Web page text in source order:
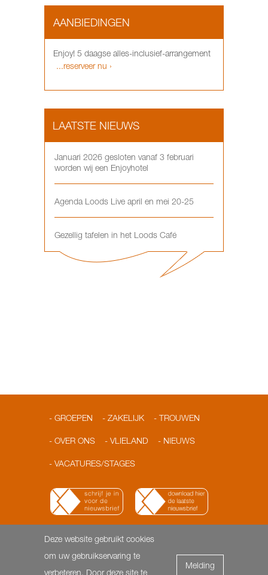
AANBIEDINGEN
Enjoy! 5 daagse alles-inclusief-arrangement
...reserveer nu ›
LAATSTE NIEUWS
Januari 2026 gesloten vanaf 3 februari
worden wij een Enjoyhotel
Agenda Loods Live april en mei 20-25
Gezellig tafelen in het Loods Café
GROEPEN ZAKELIJK TROUWEN
OVER ONS VLIELAND NIEUWS
VACATURES/STAGES
info@loodshotel.nl
Melding
Deze website gebruikt cookies
om uw gebruikservaring te